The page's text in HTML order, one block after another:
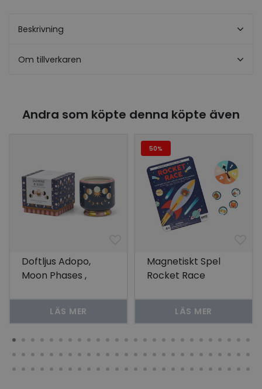
Beskrivning
Om tillverkaren
Andra som köpte denna köpte även
Doftljus Adopo,
Moon Phases ,
LÄS MER
50%
Magnetiskt Spel
Rocket Race
LÄS MER